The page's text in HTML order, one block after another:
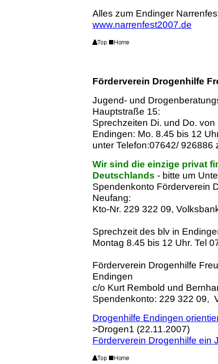
Alles zum Endinger
www.narrenfest2007.de
Förderverein Drogenhilfe
Jugend- und
Hauptstraße 15:
Sprechzeiten Di. und Do.
Endingen: Mo. 8.45 bis 12
unter Telefon:07642/ 926886
Wir sind die einzige privat
Deutschlands - bitte um
Spendenkonto Förderverein
Neufang:
Kto-Nr. 229 322 09,
Sprechzeit des blv in
Montag 8.45 bis 12 Uhr. Tel
Förderverein Drogenhilfe
Endingen
c/o Kurt Rembold und
Spendenkonto: 229 322 09,
Drogenhilfe Endingen
>Drogen1 (22.11.2007)
Förderverein Drogenhilfe ein